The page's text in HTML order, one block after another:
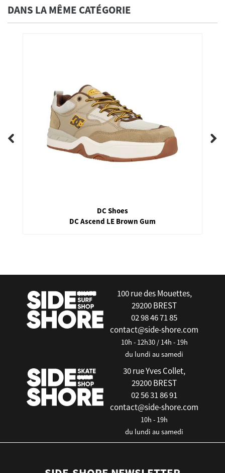
DANS LA MÊME CATÉGORIE
DC Shoes
DC Ascend LE Brown Gum
100 rue des Mouettes,
29200 BREST
02 98 46 71 85
contact@side-shore.com
10h - 12h30 / 14h - 19h
du lundi au samedi
30 rue Yves Collet,
29200 BREST
02 56 31 86 91
contact@side-shore.com
10h - 19h
du lundi au samedi